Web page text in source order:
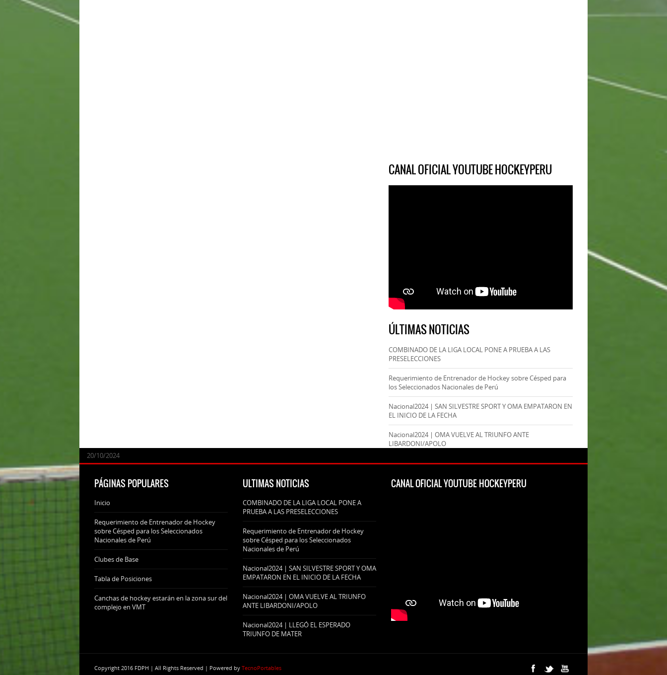
CANAL OFICIAL YOUTUBE HOCKEYPERU
ÚLTIMAS NOTICIAS
COMBINADO DE LA LIGA LOCAL PONE A PRUEBA A LAS
PRESELECCIONES
24/09/2025
Requerimiento de Entrenador de Hockey sobre Césped para
los Seleccionados Nacionales de Perú
07/11/2024
Nacional2024 | SAN SILVESTRE SPORT Y OMA EMPATARON EN
EL INICIO DE LA FECHA
20/10/2024
Nacional2024 | OMA VUELVE AL TRIUNFO ANTE
LIBARDONI/APOLO
20/10/2024
PÁGINAS POPULARES
Inicio
Requerimiento de Entrenador de Hockey
sobre Césped para los Seleccionados
Nacionales de Perú
Clubes de Base
Tabla de Posiciones
Canchas de hockey estarán en la zona sur del
complejo en VMT
ULTIMAS NOTICIAS
COMBINADO DE LA LIGA LOCAL PONE A
PRUEBA A LAS PRESELECCIONES
Requerimiento de Entrenador de Hockey
sobre Césped para los Seleccionados
Nacionales de Perú
Nacional2024 | SAN SILVESTRE SPORT Y OMA
EMPATARON EN EL INICIO DE LA FECHA
Nacional2024 | OMA VUELVE AL TRIUNFO
ANTE LIBARDONI/APOLO
Nacional2024 | LLEGÓ EL ESPERADO
TRIUNFO DE MATER
CANAL OFICIAL YOUTUBE HOCKEYPERU
Copyright 2016 FDPH | All Rights Reserved | Powered by TecnoPortables